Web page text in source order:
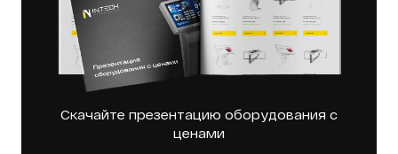
Скачайте презентацию оборудования с
ценами